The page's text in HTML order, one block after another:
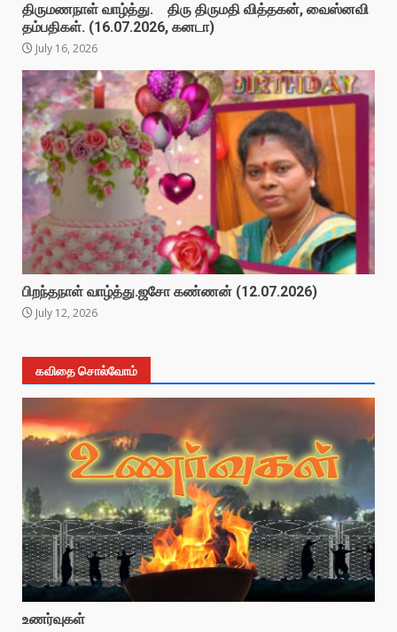
திருமணநாள் வாழ்த்து. திரு திருமதி வித்தகன், வைஸ்னவி
தம்பதிகள். (16.07.2026, கனடா)
July 16, 2026
பிறந்தநாள் வாழ்த்து.ஜசோ கண்ணன் (12.07.2026)
July 12, 2026
கவிதை சொல்வோம்
உணர்வுகள்